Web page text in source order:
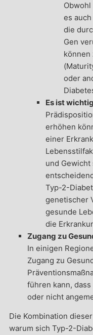
es
die
Gen
können
oder
Es ist
erhöhen
einer
und
Typ-2-
genetischer
gesunde
die
Zugang zu
In einigen
Zugang zu
führen kann,
oder nicht
Die Kombination
warum sich Typ-2-